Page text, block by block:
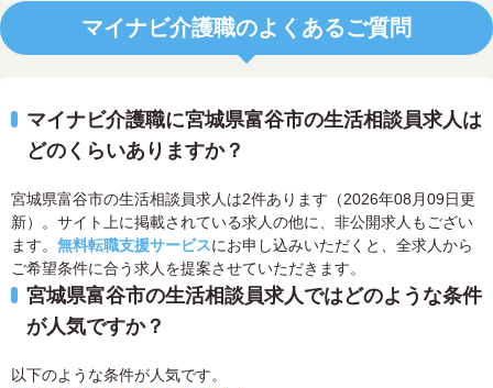
マイナビ介護職のよくあるご質問
マイナビ介護職に宮城県富谷市の生活相談員求人は
どのくらいありますか？
宮城県富谷市の生活相談員求人は2件あります（2026年08月09日更
新）。サイト上に掲載されている求人の他に、非公開求人もござい
ます。 無料転職支援サービスにお申し込みいただくと、全求人から
ご希望条件に合う求人を提案させていただきます。
宮城県富谷市の生活相談員求人ではどのような条件
が人気ですか？
以下のような条件が人気です。